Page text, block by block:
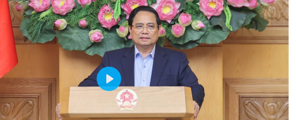
Play